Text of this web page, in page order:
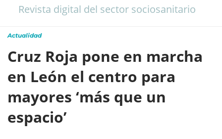
Revista digital del sector sociosanitario
Actualidad
Cruz Roja pone en marcha
en León el centro para
mayores ‘más que un
espacio’